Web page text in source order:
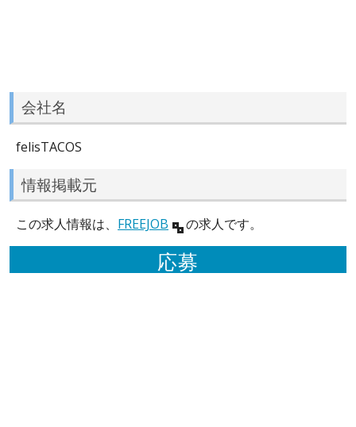
会社名
felisTACOS
情報掲載元
この求人情報は、 FREEJOB の求人です。
応募